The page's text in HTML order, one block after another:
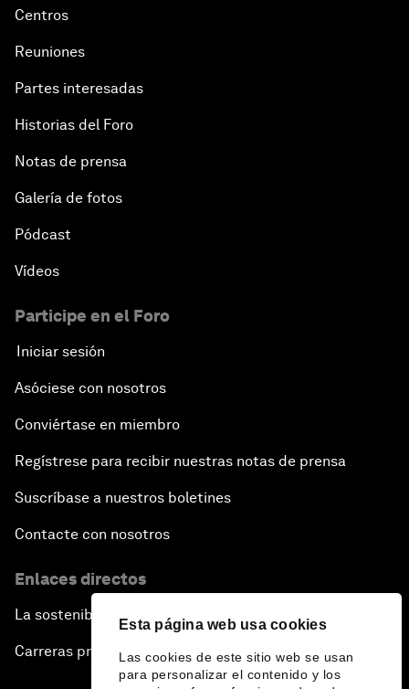
Esta página web usa cookies
Las cookies de este sitio web se usan
para personalizar el contenido y los
Centros
Reuniones
Partes interesadas
Historias del Foro
Notas de prensa
Galería de fotos
Pódcast
Vídeos
Participe en el Foro
Iniciar sesión
Asóciese con nosotros
Conviértase en miembro
Regístrese para recibir nuestras notas de prensa
Suscríbase a nuestros boletines
Contacte con nosotros
Enlaces directos
La sostenibilidad en el Foro
Carreras profesionales